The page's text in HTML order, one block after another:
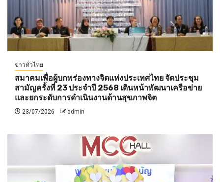
ข่าวทั่วไทย
สมาคมเพื่อผู้บกพร่องทางจิตแห่งประเทศไทย จัดประชุม
สามัญครั้งที่ 23 ประจำปี 2568 เดินหน้าพัฒนาเครือข่าย
และยกระดับการดำเนินงานด้านสุขภาพจิต
23/07/2026 admin